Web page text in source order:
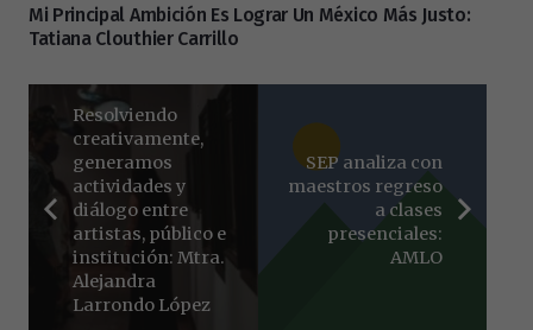
Mi Principal Ambición Es Lograr Un México Más Justo:
Tatiana Clouthier Carrillo
Resolviendo
creativamente,
generamos
actividades y
diálogo entre
artistas, público e
institución: Mtra.
Alejandra
Larrondo López
SEP analiza con
maestros regreso
a clases
presenciales:
AMLO